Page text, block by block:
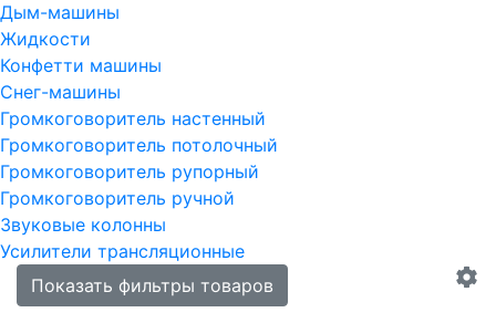
Дым-машины
Жидкости
Конфетти машины
Снег-машины
Громкоговоритель настенный
Громкоговоритель потолочный
Громкоговоритель рупорный
Громкоговоритель ручной
Звуковые колонны
Усилители трансляционные
Показать фильтры товаров